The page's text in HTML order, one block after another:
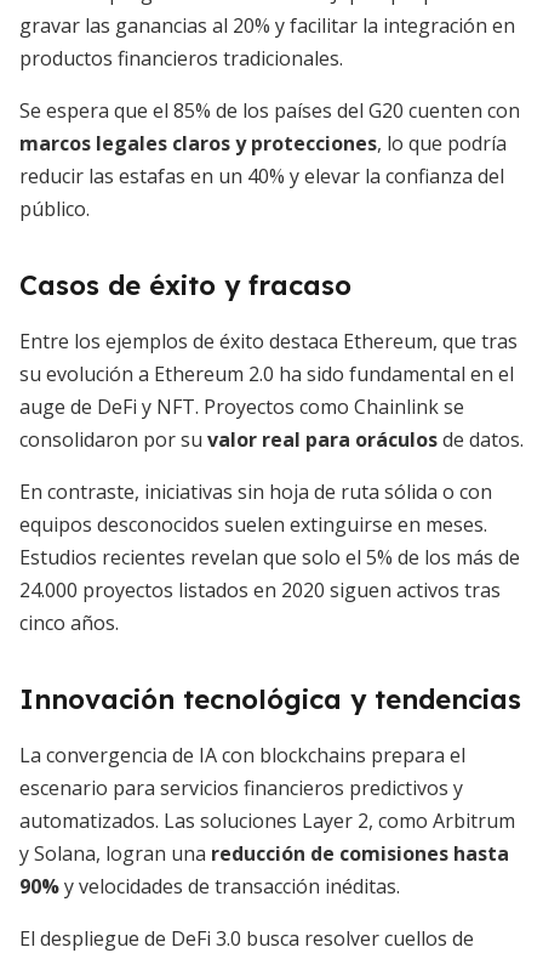
gravar las ganancias al 20% y facilitar la integración en
productos financieros tradicionales.
Se espera que el 85% de los países del G20 cuenten con
marcos legales claros y protecciones, lo que podría
reducir las estafas en un 40% y elevar la confianza del
público.
Casos de éxito y fracaso
Entre los ejemplos de éxito destaca Ethereum, que tras
su evolución a Ethereum 2.0 ha sido fundamental en el
auge de DeFi y NFT. Proyectos como Chainlink se
consolidaron por su valor real para oráculosde datos.
En contraste, iniciativas sin hoja de ruta sólida o con
equipos desconocidos suelen extinguirse en meses.
Estudios recientes revelan que solo el 5% de los más de
24.000 proyectos listados en 2020 siguen activos tras
cinco años.
Innovación tecnológica y tendencias
La convergencia de IA con blockchains prepara el
escenario para servicios financieros predictivos y
automatizados. Las soluciones Layer 2, como Arbitrum
y Solana, logran una reducción de comisiones hasta
90%y velocidades de transacción inéditas.
El despliegue de DeFi 3.0 busca resolver cuellos de